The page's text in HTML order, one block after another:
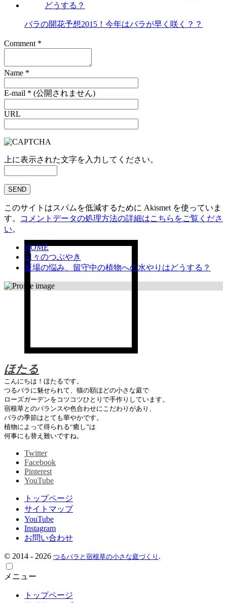
バラの開花予想2015！今年はバラが早く咲く？？
Comment *
Name *
E-mail * (公開されません)
URL
上に表示された文字を入力してください。
このサイトはスパムを低減するために Akismet を使っていま
す。
コメントデータの処理方法の詳細はこちらをご覧くださ
い。
HOME
日々のつぶやき
夏場の悩み、留守中の植物への水やりはどうする？
ほたる
こんにちは！ほたるです。
つるバラに魅せられて、猫の額ほどの小さな庭で
ローズガーデンをコツコツひとりで手作りしています。
宿根草とのバランスや色合わせにこだわりがあり、
バラの季節はとても華やかです。
植物によって得られる“癒し”は
何事にも替え難いですね。
Twitter
Facebook
Pinterest
YouTube
トップページ
サイトマップ
YouTube
Instagram
お問い合わせ
© 2014 - 2026 つるバラと宿根草の小さな庭づくり .
メニュー
トップページ